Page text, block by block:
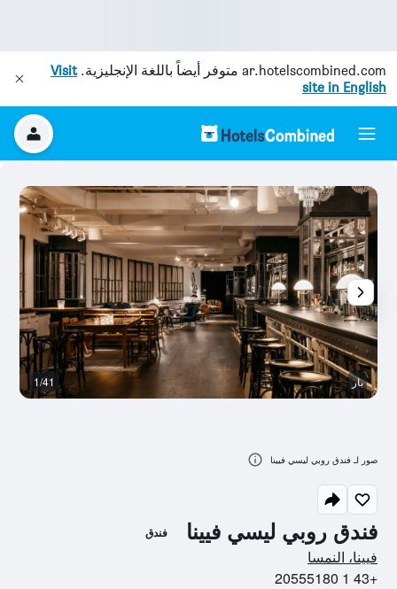
ar.hotelscombined.com متوفر أيضاً باللغة الإنجليزية.Visit
site in English
فندق روبي ليسي فيينا فندق
0 نجمة
فيينا، النمسا
+43 1 20555180
بار 1/41
صور لـ فندق روبي ليسي فيينا